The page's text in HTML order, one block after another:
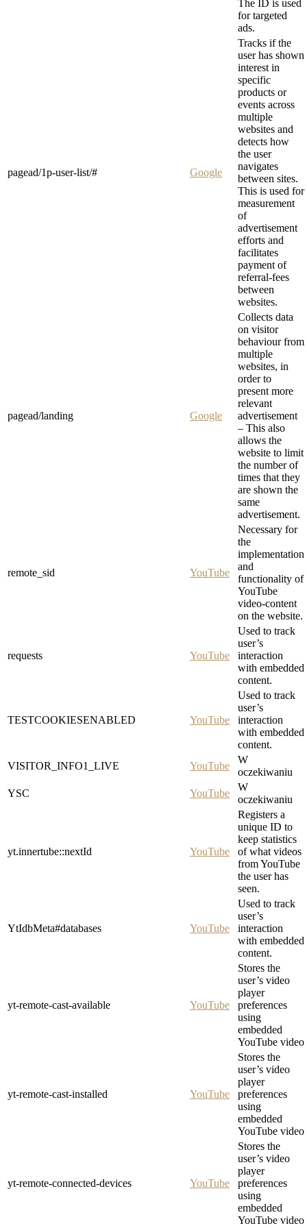
The ID is used
for targeted
ads.
pagead/1p-user-list/# Google
Tracks if the
user has shown
interest in
specific
products or
events across
multiple
websites and
detects how
the user
navigates
between sites.
This is used for
measurement
of
advertisement
efforts and
facilitates
payment of
referral-fees
between
websites.
pagead/landing Google
Collects data
on visitor
behaviour from
multiple
websites, in
order to
present more
relevant
advertisement
– This also
allows the
website to limit
the number of
times that they
are shown the
same
advertisement.
remote_sid YouTube
Necessary for
the
implementation
and
functionality of
YouTube
video-content
on the website.
requests YouTube
Used to track
user’s
interaction
with embedded
content.
TESTCOOKIESENABLED YouTube
Used to track
user’s
interaction
with embedded
content.
VISITOR_INFO1_LIVE
YouTube
W
oczekiwaniu
YSC
YouTube
W
oczekiwaniu
yt.innertube::nextId YouTube
Registers a
unique ID to
keep statistics
of what videos
from YouTube
the user has
seen.
YtIdbMeta#databases YouTube
Used to track
user’s
interaction
with embedded
content.
yt-remote-cast-available YouTube
Stores the
user’s video
player
preferences
using
embedded
YouTube video
yt-remote-cast-installed YouTube
Stores the
user’s video
player
preferences
using
embedded
YouTube video
yt-remote-connected-devices YouTube
Stores the
user’s video
player
preferences
using
embedded
YouTube video